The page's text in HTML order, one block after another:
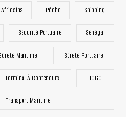
Africains Pêche Shipping
Sécurité Portuaire Sénégal
Sûreté Maritime Sûreté Portuaire
Terminal À Conteneurs TOGO
Transport Maritime